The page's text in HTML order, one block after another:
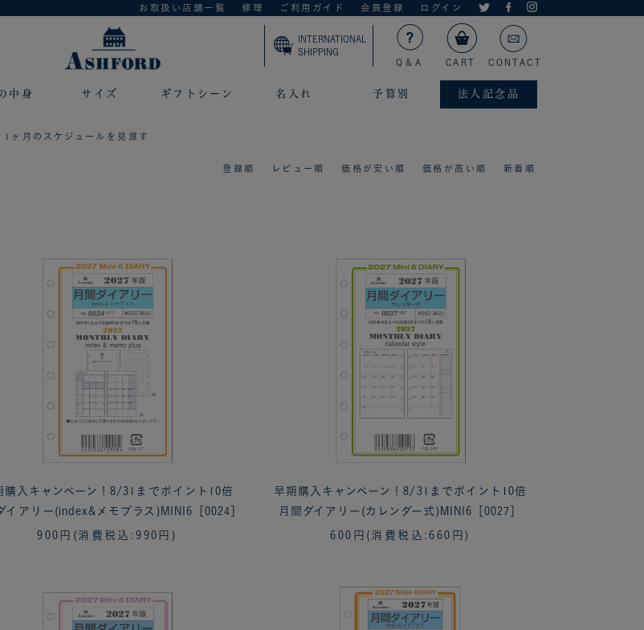
お取扱い店舗一覧 修理 ご利用ガイド 会員登録 ログイン
INTERNATIONAL
SHIPPING
Q＆A
CART CONTACT
中身 サイズ ギフトシーン 名入れ 予算別 法人記念品
ヶ月のスケジュールを見渡す
登録順 レビュー順 価格が安い順 価格が高い順 新着順
購入キャンペーン！8/31までポイント10倍
イアリー(index&メモプラス)MINI6［0024］
900円 (消費税込:990円)
早期購入キャンペーン！8/31までポイント10倍
月間ダイアリー(カレンダー式)MINI6［0027］
600円 (消費税込:660円)